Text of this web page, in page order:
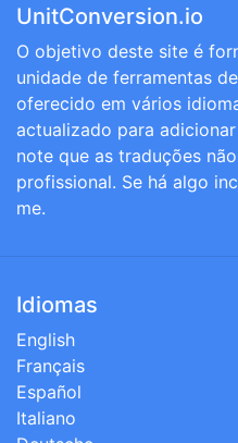
UnitConversion.io
O objetivo deste site é
unidade de ferramentas
oferecido em vários
actualizado para
note que as traduções
profissional. Se há algo
me.
Idiomas
English
Français
Español
Italiano